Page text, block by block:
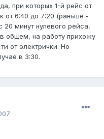
при которых 1-й рейс от
от 6:40 до 7:20 (раньше -
20 минут нулевого рейса,
общем, на работу прихожу
от электрички. Но
в 3:30.